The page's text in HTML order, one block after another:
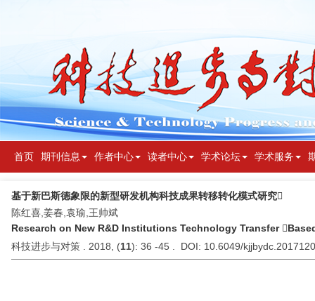
首页 期刊信息 作者中心 读者中心 学术论坛 学术服务
基于新巴斯德象限的新型研发机构科技成果转移转化模式研究
陈红喜,姜春,袁瑜,王帅斌
Research on New R&D Institutions Technology Transfer
科技进步与对策 . 2018, (11): 36 -45 . DOI: 10.6049/